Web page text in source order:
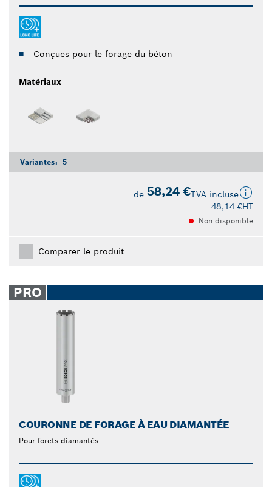
Conçues pour le forage du béton
Matériaux
Variantes: 5
de 58,24 €TVA incluse
48,14 €HT
Non disponible
Comparer le produit
PRO
COURONNE DE FORAGE À EAU DIAMANTÉE
Pour forets diamantés